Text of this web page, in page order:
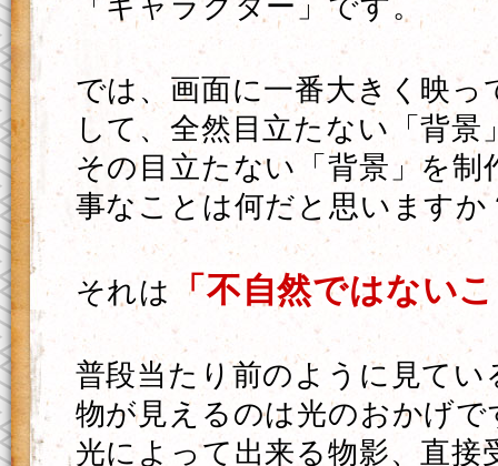
「キャラクター」です。
では、画面に一番大きく映っ
して、全然目立たない「背景
その目立たない「背景」を制
事なことは何だと思いますか
それは 「不自然ではない
普段当たり前のように見てい
物が見えるのは光のおかげで
光によって出来る物影、直接